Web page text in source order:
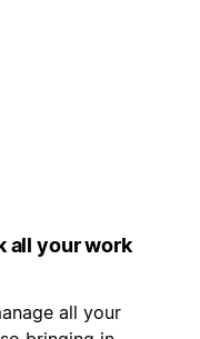
all your work
all your